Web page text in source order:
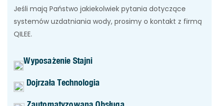
Jeśli mają Państwo jakiekolwiek pytania dotyczące
systemów uzdatniania wody, prosimy o kontakt z firmą
QILEE.
Wyposażenie Stajni
Dojrzała Technologia
Zautomatyzowana Obsługa